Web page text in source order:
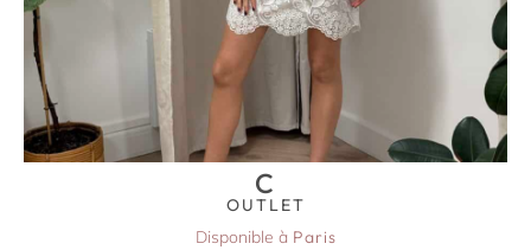
C
OUTLET
Disponible à Paris